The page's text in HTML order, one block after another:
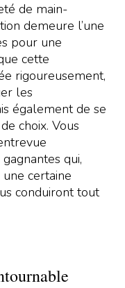
de main-
demeure l’une
pour une
cette
rigoureusement,
les
également de se
choix. Vous
qui,
certaine
conduiront tout